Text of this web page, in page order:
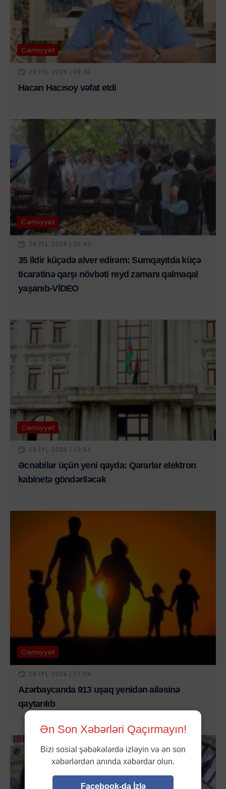
Cəmiyyət
29 IYL 2026 | 09:30
Hacan Hacısoy vəfat etdi
Cəmiyyət
28 IYL 2026 | 20:45
35 ildir küçədə alver edirəm: Sumqayıtda küçə
ticarətinə qarşı növbəti reyd zamanı qalmaqal
yaşanıb-VİDEO
Cəmiyyət
28 IYL 2026 | 19:54
Əcnəbilər üçün yeni qayda: Qərarlar elektron
kabinetə göndəriləcək
Cəmiyyət
28 IYL 2026 | 17:09
Azərbaycanda 913 uşaq yenidən ailəsinə
qaytarılıb
Ən Son Xəbərləri Qaçırmayın!
Bizi sosial şəbəkələrdə izləyin və ən son
xəbərlərdən anında xəbərdar olun.
Facebook-da İzlə